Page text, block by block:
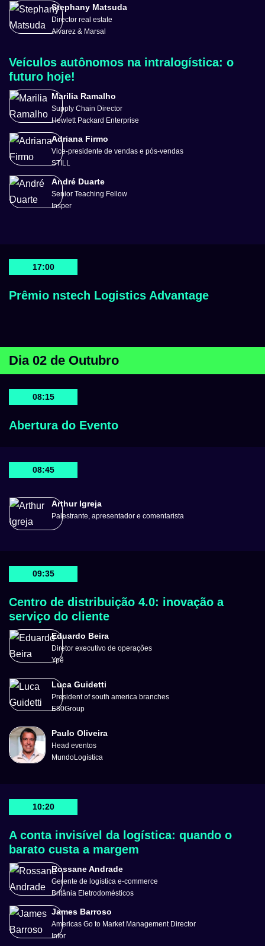
Stephany Matsuda
Director real estate
Alvarez & Marsal
Veículos autônomos na intralogística: o
futuro hoje!
Marilia Ramalho
Supply Chain Director
Hewlett Packard Enterprise
Adriana Firmo
Vice-presidente de vendas e pós-vendas
STILL
André Duarte
Senior Teaching Fellow
Insper
17:00
Prêmio nstech Logistics Advantage
Dia 02 de Outubro
08:15
Abertura do Evento
08:45
Arthur Igreja
Palestrante, apresentador e comentarista
09:35
Centro de distribuição 4.0: inovação a
serviço do cliente
Eduardo Beira
Diretor executivo de operações
Ypê
Luca Guidetti
President of south america branches
E80Group
Paulo Oliveira
Head eventos
MundoLogística
10:20
A conta invisível da logística: quando o
barato custa a margem
Rossane Andrade
Gerente de logística e-commerce
Britânia Eletrodomésticos
James Barroso
Americas Go to Market Management Director
Infor